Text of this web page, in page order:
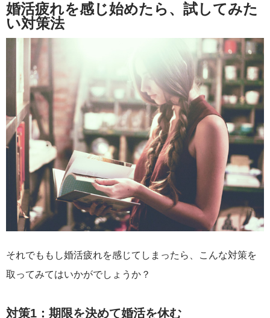
婚活疲れを感じ始めたら、試してみた
い対策法
それでももし婚活疲れを感じてしまったら、こんな対策を
取ってみてはいかがでしょうか？
対策1：期限を決めて婚活を休む